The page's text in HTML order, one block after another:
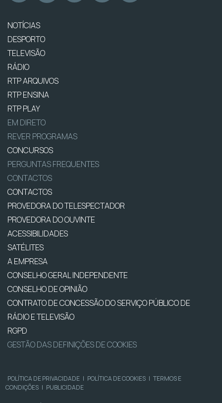
NOTÍCIAS
DESPORTO
TELEVISÃO
RÁDIO
RTP ARQUIVOS
RTP ENSINA
RTP PLAY
EM DIRETO
REVER PROGRAMAS
CONCURSOS
PERGUNTAS FREQUENTES
CONTACTOS
CONTACTOS
PROVEDORA DO TELESPECTADOR
PROVEDORA DO OUVINTE
ACESSIBILIDADES
SATÉLITES
A EMPRESA
CONSELHO GERAL INDEPENDENTE
CONSELHO DE OPINIÃO
CONTRATO DE CONCESSÃO DO SERVIÇO PÚBLICO DE
RÁDIO E TELEVISÃO
RGPD
GESTÃO DAS DEFINIÇÕES DE COOKIES
POLÍTICA DE PRIVACIDADE | POLÍTICA DE COOKIES | TERMOS E
CONDIÇÕES | PUBLICIDADE